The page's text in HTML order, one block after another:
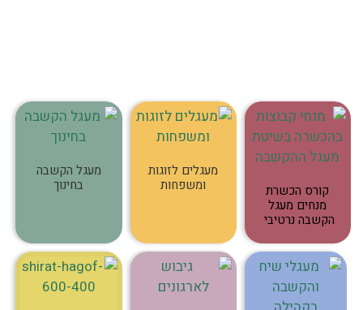
קורס הכשרת
מנחים מעגל
הקשבה נרטיבי
מעגלים לזוגות
ומשפחות
מעגל הקשבה
בחינוך